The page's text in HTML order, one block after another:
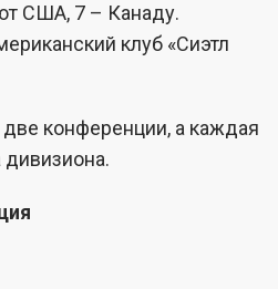
США, 7 – Канаду.
клуб «Сиэтл
конференции, а каждая